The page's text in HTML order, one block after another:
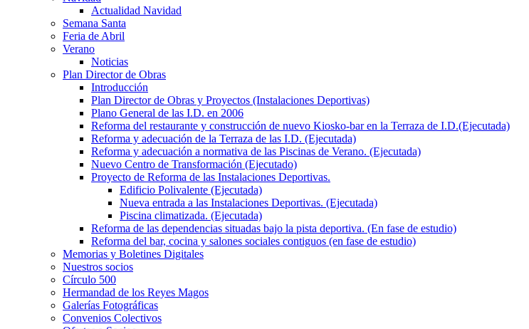
Actualidad Navidad
Semana Santa
Feria de Abril
Verano
Noticias
Plan Director de Obras
Introducción
Plan Director de Obras y Proyectos (Instalaciones Deportivas)
Plano General de las I.D. en 2006
Reforma del restaurante y construcción de nuevo Kiosko-bar en la Terraza de I.D.(Ejecutada)
Reforma y adecuación de la Terraza de las I.D. (Ejecutada)
Reforma y adecuación a normativa de las Piscinas de Verano. (Ejecutada)
Nuevo Centro de Transformación (Ejecutado)
Proyecto de Reforma de las Instalaciones Deportivas.
Edificio Polivalente (Ejecutada)
Nueva entrada a las Instalaciones Deportivas. (Ejecutada)
Piscina climatizada. (Ejecutada)
Reforma de las dependencias situadas bajo la pista deportiva. (En fase de estudio)
Reforma del bar, cocina y salones sociales contiguos (en fase de estudio)
Memorias y Boletines Digitales
Nuestros socios
Círculo 500
Hermandad de los Reyes Magos
Galerías Fotográficas
Convenios Colectivos